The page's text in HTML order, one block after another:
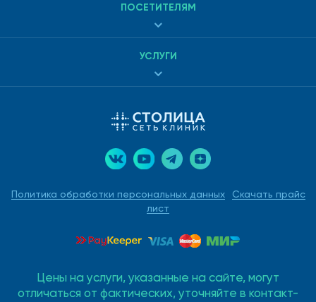
Политика обработки персональных данных
Скачать прайс
лист
ПОСЕТИТЕЛЯМ
УСЛУГИ
Цены на услуги, указанные на сайте, могут
отличаться от фактических, уточняйте в контакт-